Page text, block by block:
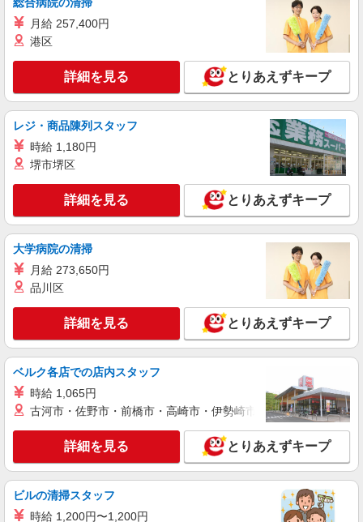
月給 257,400円
港区
詳細を見る とりあえずキープ
レジ・商品陳列スタッフ
時給 1,180円
堺市堺区
詳細を見る とりあえずキープ
大学病院の清掃
月給 273,650円
品川区
詳細を見る とりあえずキープ
ベルク各店での店内スタッフ
時給 1,065円
古河市・佐野市・前橋市・高崎市・伊勢崎市・太田市・館林市
詳細を見る とりあえずキープ
ビルの清掃スタッフ
時給 1,200円〜1,200円